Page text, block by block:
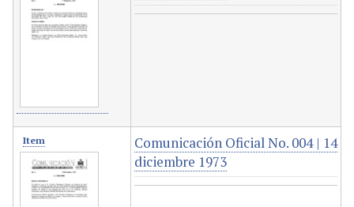
Item
Comunicación Oficial No. 004 | 14
diciembre 1973